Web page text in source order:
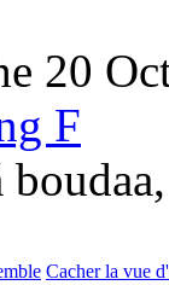
20
F
Cacher la vue